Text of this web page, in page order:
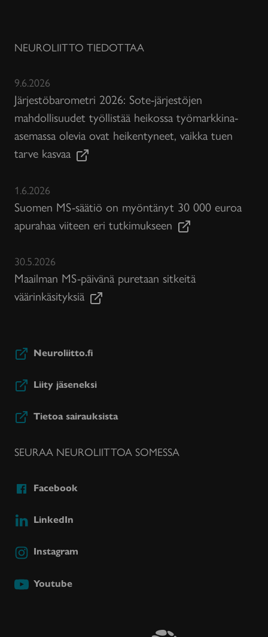
NEUROLIITTO TIEDOTTAA
9.6.2026
Järjestöbarometri 2026: Sote-järjestöjen
mahdollisuudet työllistää heikossa työmarkkina-
asemassa olevia ovat heikentyneet, vaikka tuen
tarve kasvaa
1.6.2026
Suomen MS-säätiö on myöntänyt 30 000 euroa
apurahaa viiteen eri tutkimukseen
30.5.2026
Maailman MS-päivänä puretaan sitkeitä
väärinkäsityksiä
Neuroliitto.fi
Liity jäseneksi
Tietoa sairauksista
SEURAA NEUROLIITTOA SOMESSA
Facebook
LinkedIn
Instagram
Youtube